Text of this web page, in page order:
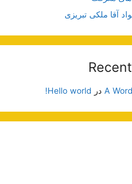
آقا ملکی تبریزی
A در Hello world!